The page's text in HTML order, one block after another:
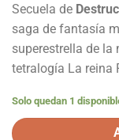
Secuela de
saga de fantasía
superestrella de la
tetralogía La reina
Solo quedan 1